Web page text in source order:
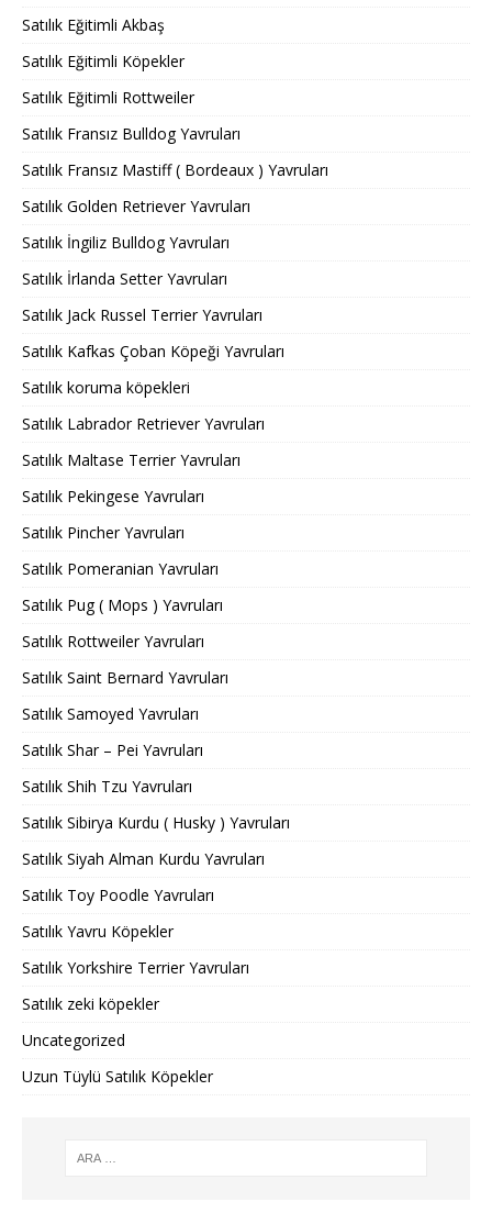
Satılık Eğitimli Akbaş
Satılık Eğitimli Köpekler
Satılık Eğitimli Rottweiler
Satılık Fransız Bulldog Yavruları
Satılık Fransız Mastiff ( Bordeaux ) Yavruları
Satılık Golden Retriever Yavruları
Satılık İngiliz Bulldog Yavruları
Satılık İrlanda Setter Yavruları
Satılık Jack Russel Terrier Yavruları
Satılık Kafkas Çoban Köpeği Yavruları
Satılık koruma köpekleri
Satılık Labrador Retriever Yavruları
Satılık Maltase Terrier Yavruları
Satılık Pekingese Yavruları
Satılık Pincher Yavruları
Satılık Pomeranian Yavruları
Satılık Pug ( Mops ) Yavruları
Satılık Rottweiler Yavruları
Satılık Saint Bernard Yavruları
Satılık Samoyed Yavruları
Satılık Shar – Pei Yavruları
Satılık Shih Tzu Yavruları
Satılık Sibirya Kurdu ( Husky ) Yavruları
Satılık Siyah Alman Kurdu Yavruları
Satılık Toy Poodle Yavruları
Satılık Yavru Köpekler
Satılık Yorkshire Terrier Yavruları
Satılık zeki köpekler
Uncategorized
Uzun Tüylü Satılık Köpekler